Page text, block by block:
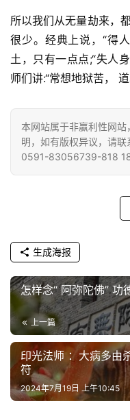
八
点
僧
音
僧
访
提
专
题
公
益
慈
善
所以我们从无量劫来，
很少。经典上说，“得
土，只有一点点;“失人
师们讲:“常想地狱苦，
本网站属于非赢利性网
明，如有版权异议，请联
0591-83056739-818
生成海报
怎样念“ 阿弥陀佛” 功
上一篇
印光法师 ：大病多由
符
2024年7月19日 上午10:45